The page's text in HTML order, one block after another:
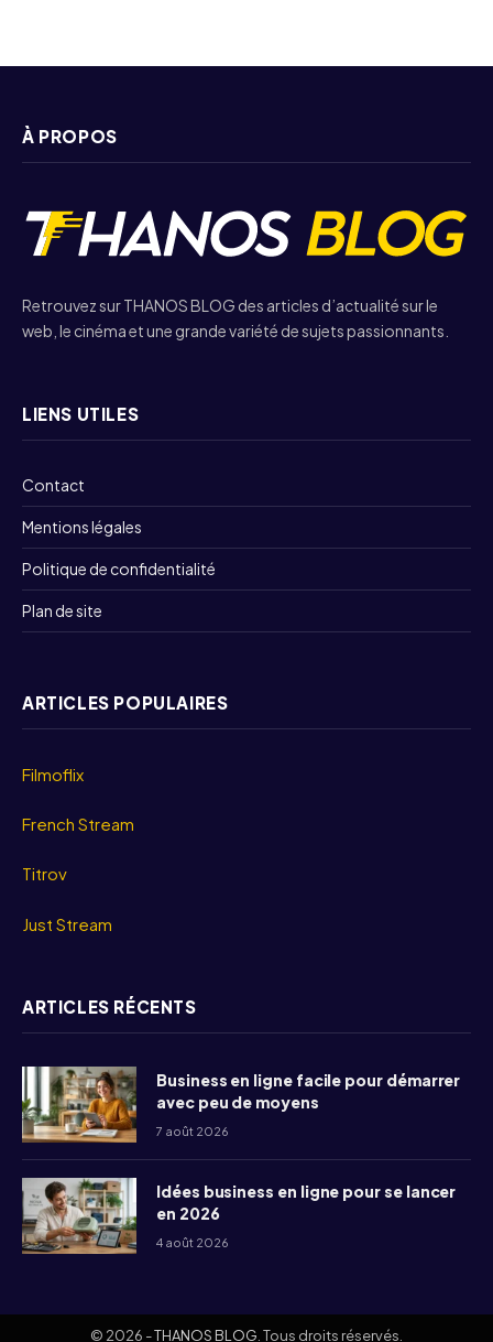
À PROPOS
Retrouvez sur THANOS BLOG des articles d’actualité sur le
web, le cinéma et une grande variété de sujets passionnants.
LIENS UTILES
Contact
Mentions légales
Politique de confidentialité
Plan de site
ARTICLES POPULAIRES
Filmoflix
French Stream
Titrov
Just Stream
ARTICLES RÉCENTS
Business en ligne facile pour démarrer
avec peu de moyens
7 août 2026
Idées business en ligne pour se lancer
en 2026
4 août 2026
© 2026 -THANOS BLOG . Tous droits réservés.